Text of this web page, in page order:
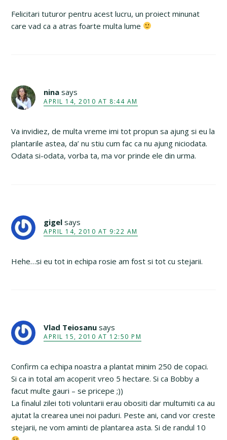
Felicitari tuturor pentru acest lucru, un proiect minunat
care vad ca a atras foarte multa lume
nina says
APRIL 14, 2010 AT 8:44 AM
Va invidiez, de multa vreme imi tot propun sa ajung si eu la
plantarile astea, da’ nu stiu cum fac ca nu ajung niciodata.
Odata si-odata, vorba ta, ma vor prinde ele din urma.
gigel says
APRIL 14, 2010 AT 9:22 AM
Hehe…si eu tot in echipa rosie am fost si tot cu stejarii.
Vlad Teiosanu says
APRIL 15, 2010 AT 12:50 PM
Confirm ca echipa noastra a plantat minim 250 de copaci.
Si ca in total am acoperit vreo 5 hectare. Si ca Bobby a
facut multe gauri – se pricepe ;))
La finalul zilei toti voluntarii erau obositi dar multumiti ca au
ajutat la crearea unei noi paduri. Peste ani, cand vor creste
stejarii, ne vom aminti de plantarea asta. Si de randul 10